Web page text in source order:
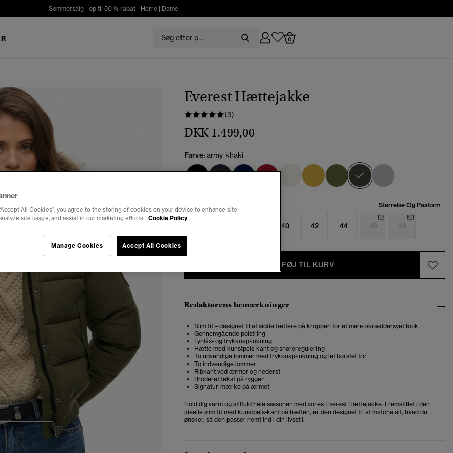
Sommersalg - op til 50 % rabat - Herre| Dame
0
3
Everest Hættejakke
(3)
DKK 1.499,00
Farve: army khaki
valgt
Størrelse Og Pasform
40 42 44 46 48
TILFØJ TIL KURV
Redaktørens bemærkninger
Slim fit – designet til at sidde tættere på kroppen for et mere skræddersyet look
Gennemgående polstring
Lynlås- og trykknap-lukning
Hætte med kunstpels-kant og snøreregulering
To udvendige lommer med trykknap-lukning og let børstet for
To indvendige lommer
Ribkant ved ærmer og nederst
Broderet tekst på ryggen
Signatur-mærke på ærmet
Hold dig varm og stilfuld hele sæsonen med vores Everest Hættejakke. Fremstillet i den
ideelle slim fit med kunstpels-kant på hætten, er den designet til at matche alt, hvad du
ønsker, så den passer nemt ind i din livsstil.
All Cookies”, you agree to the storing of cookies on your device to enhance site
site usage, and assist in our marketing efforts. Cookie Policy
Accept All Cookies
Manage Cookies